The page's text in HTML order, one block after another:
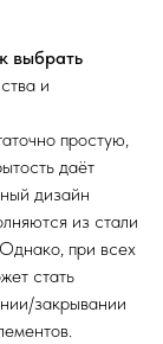
выбрать
и
простую,
даёт
дизайн
из стали
при всех
стать
закрывании